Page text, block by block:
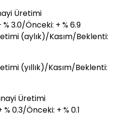
Üretimi
3.0/Önceki: + % 6.9
(aylık)/Kasım/Beklenti:
(yıllık)/Kasım/Beklenti:
Üretimi
0.3/Önceki: + % 0.1